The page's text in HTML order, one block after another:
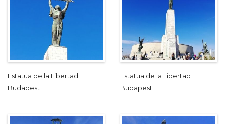
Estatua de la Libertad
Budapest
Estatua de la Libertad
Budapest